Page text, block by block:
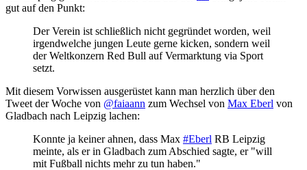
gut auf den Punkt:
Der Verein ist schließlich nicht gegründet worden, weil
irgendwelche jungen Leute gerne kicken, sondern weil
der Weltkonzern Red Bull auf Vermarktung via Sport
setzt.
Mit diesem Vorwissen ausgerüstet kann man herzlich über den
Tweet der Woche von @faiaann zum Wechsel von Max Eberl von
Gladbach nach Leipzig lachen:
Konnte ja keiner ahnen, dass Max #Eberl RB Leipzig
meinte, als er in Gladbach zum Abschied sagte, er "will
mit Fußball nichts mehr zu tun haben."